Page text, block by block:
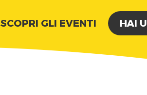
SCOPRI GLI EVENTI HAI